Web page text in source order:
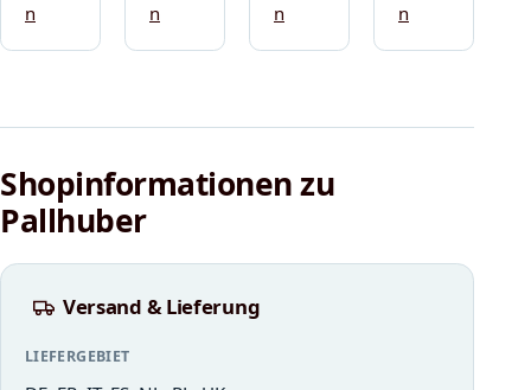
n
n
n
n
Shopinformationen zu
Pallhuber
Versand & Lieferung
LIEFERGEBIET